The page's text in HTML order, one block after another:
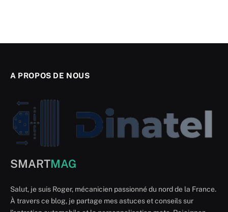
A PROPOS DE NOUS
SMARTMAG
Salut, je suis Roger, mécanicien passionné du nord de la France.
À travers ce blog, je partage mes astuces et conseils sur